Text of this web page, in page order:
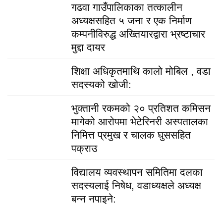
गढवा गाउँपालिकाका तत्कालीन
अध्यक्षसहित ५ जना र एक निर्माण
कम्पनीविरुद्ध अख्तियारद्वारा भ्रष्टाचार
मुद्दा दायर
शिक्षा अधिकृतमाथि कालो मोबिल , वडा
सदस्यको खोजी:
भुक्तानी रकमको २० प्रतिशत कमिसन
मागेको आरोपमा भेटेरिनरी अस्पतालका
निमित्त प्रमुख र चालक घुससहित
पक्राउ
विद्यालय व्यवस्थापन समितिमा दलका
सदस्यलाई निषेध, वडाध्यक्षले अध्यक्ष
बन्न नपाइने: